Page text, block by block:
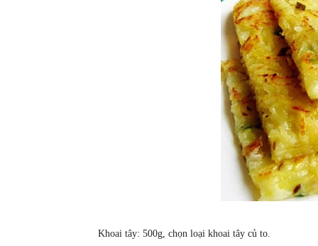
Khoai tây: 500g, chọn loại khoai tây củ to.